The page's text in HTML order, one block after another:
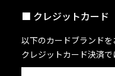
クレジットカード
以下のカードブランドを
クレジットカード決済で